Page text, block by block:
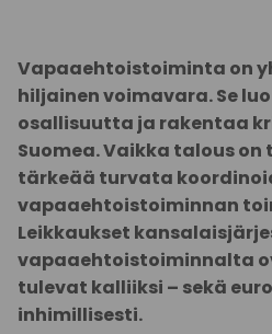
Vapaaehtoistoiminta on
hiljainen voimavara. Se
osallisuutta ja rakentaa
Suomea. Vaikka talous
tärkeää turvata
vapaaehtoistoiminnan
Leikkaukset
vapaaehtoistoiminnalta
tulevat kalliiksi – sekä
inhimillisesti.